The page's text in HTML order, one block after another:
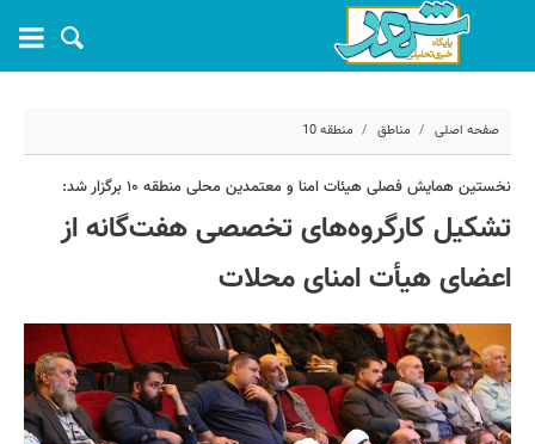
صفحه اصلی مناطق منطقه 10
۳ اردیبهشت ۱۴۰۴ - ۰۹:۰۱
کد مطلب: 67487
نخستین همایش فصلی هیئات امنا و معتمدین محلی منطقه ۱۰ برگزار شد:
تشکیل کارگروه‌های تخصصی هفت‌گانه از
اعضای هیأت امنای محلات